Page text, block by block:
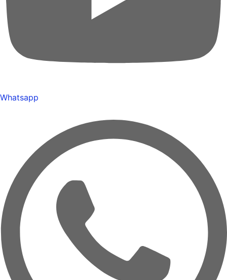
Whatsapp